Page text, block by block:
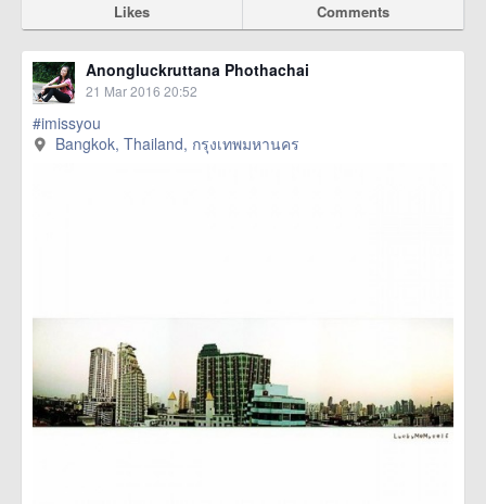
Likes Comments
Anongluckruttana Phothachai
21 Mar 2016 20:52
#imissyou
Bangkok, Thailand, กรุงเทพมหานคร